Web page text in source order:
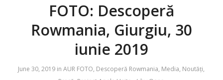
FOTO: Descoperă
Rowmania, Giurgiu, 30
iunie 2019
June 30, 2019 inAUR FOTO, Descoperă Rowmania, Media, Noutăți,